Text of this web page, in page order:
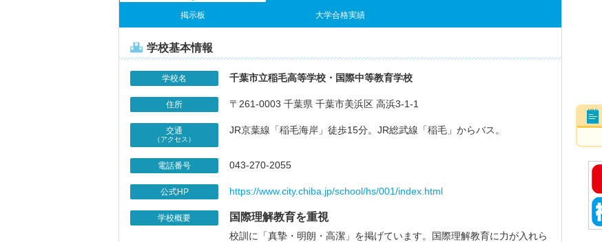
掲示板 大学合格実績
学校基本情報
学校名 千葉市立稲毛高等学校・国際中等教育学校
住所 〒261-0003 千葉県 千葉市美浜区 高浜3-1-1
交通
（アクセス）
JR京葉線「稲毛海岸」徒歩15分。JR総武線「稲毛」からバス。
電話番号 043-270-2055
公式HP https://www.city.chiba.jp/school/hs/001/index.html
学校概要 国際理解教育を重視
校訓に「真摯・明朗・高潔」を掲げています。国際理解教育に力が入れら